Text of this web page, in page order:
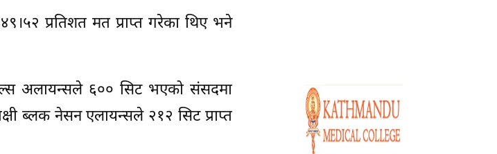
४९।५२ प्रतिशत मत प्राप्त गरेका थिए भने
अलायन्सले ६०० सिट भएको संसदमा
ब्लक नेसन एलायन्सले २१२ सिट प्राप्त